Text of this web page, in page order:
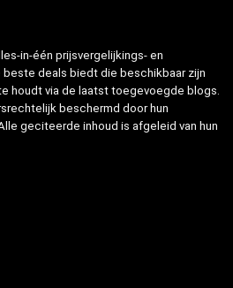
in-één prijsvergelijkings- en
deals biedt die beschikbaar zijn
houdt via de laatst toegevoegde blogs.
beschermd door hun
geciteerde inhoud is afgeleid van hun